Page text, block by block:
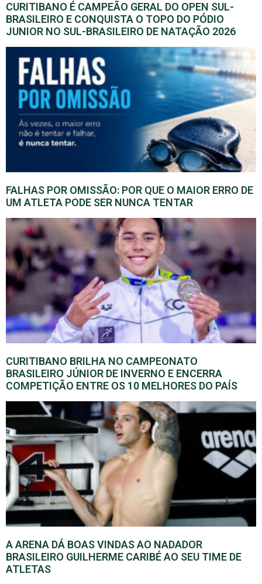
CURITIBANO É CAMPEÃO GERAL DO OPEN SUL-
BRASILEIRO E CONQUISTA O TOPO DO PÓDIO
JUNIOR NO SUL-BRASILEIRO DE NATAÇÃO 2026
FALHAS POR OMISSÃO: POR QUE O MAIOR ERRO DE
UM ATLETA PODE SER NUNCA TENTAR
CURITIBANO BRILHA NO CAMPEONATO
BRASILEIRO JÚNIOR DE INVERNO E ENCERRA
COMPETIÇÃO ENTRE OS 10 MELHORES DO PAÍS
A ARENA DÁ BOAS VINDAS AO NADADOR
BRASILEIRO GUILHERME CARIBÉ AO SEU TIME DE
ATLETAS